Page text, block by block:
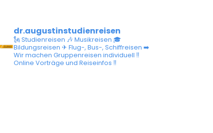
dr.augustinstudienreisen
🗽 Studienreisen 🎶 Musikreisen 🎓
Bildungsreisen ✈ Flug-, Bus-, Schiffreisen ➡️
Wir machen Gruppenreisen individuell ‼️
Online Vorträge und Reiseinfos ‼️